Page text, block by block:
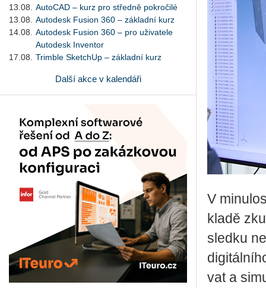
13.08.
AutoCAD – kurz pro středně pokročilé
13.08.
Autodesk Fusion 360 – základní kurz
14.08.
Autodesk Fusion 360 – pro uživatele
Autodesk Inventor
17.08.
Trimble SketchUp – základní kurz
Další akce v kalendáři
V
kla­dě
sled­ku
vat a